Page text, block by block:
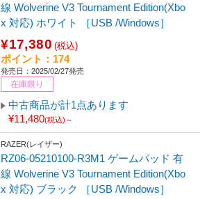
線 Wolverine V3 Tournament Edition(Xbo
x 対応) ホワイト ［USB /Windows］
¥17,380 (税込)
ポイント：174
発売日：2025/02/27発売
在庫限り
中古商品が計1点あります
¥11,480(税込)～
RAZER(レイザー)
RZ06-05210100-R3M1 ゲームパッド 有
線 Wolverine V3 Tournament Edition(Xbo
x 対応) ブラック ［USB /Windows］